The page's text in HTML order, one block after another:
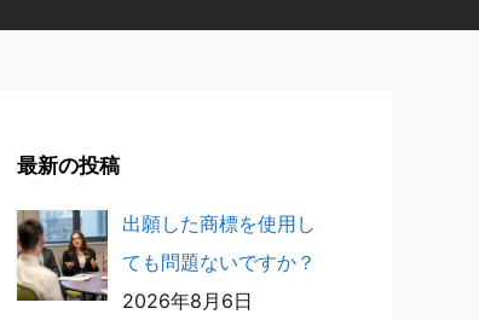
最新の投稿
出願した商標を使用し
ても問題ないですか？
2026年8月6日